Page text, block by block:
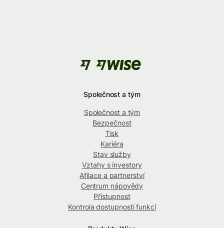
Společnost a tým
Společnost a tým
Bezpečnost
Tisk
Kariéra
Stav služby
Vztahy s investory
Afilace a partnerství
Centrum nápovědy
Přístupnost
Kontrola dostupnosti funkcí